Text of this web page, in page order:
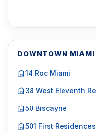
DOWNTOWN MIAMI
14 Roc Miami
38 West Eleventh
50 Biscayne
501 First Residences